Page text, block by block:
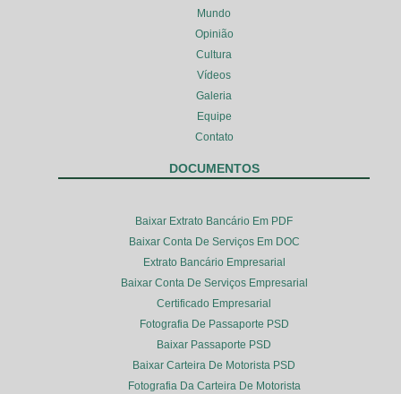
Mundo
Opinião
Cultura
Vídeos
Galeria
Equipe
Contato
DOCUMENTOS
Baixar Extrato Bancário Em PDF
Baixar Conta De Serviços Em DOC
Extrato Bancário Empresarial
Baixar Conta De Serviços Empresarial
Certificado Empresarial
Fotografia De Passaporte PSD
Baixar Passaporte PSD
Baixar Carteira De Motorista PSD
Fotografia Da Carteira De Motorista